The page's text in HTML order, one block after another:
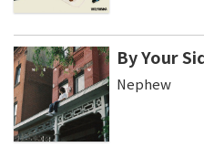
By Your
Nephew